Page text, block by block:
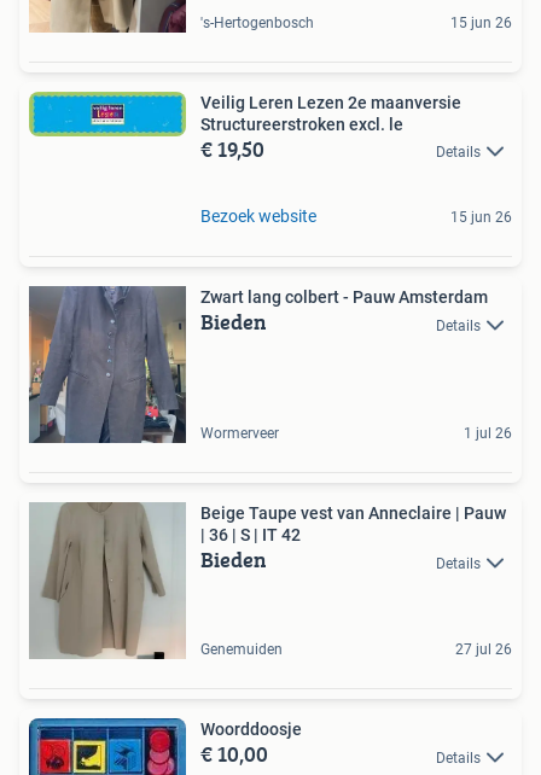
's-Hertogenbosch 15 jun 26
Veilig Leren Lezen 2e maanversie
Structureerstroken excl. le
€ 19,50 Details
Bezoek website 15 jun 26
Zwart lang colbert - Pauw Amsterdam
Bieden Details
Wormerveer 1 jul 26
Beige Taupe vest van Anneclaire | Pauw
| 36 | S | IT 42
Bieden Details
Genemuiden 27 jul 26
Woorddoosje
€ 10,00 Details